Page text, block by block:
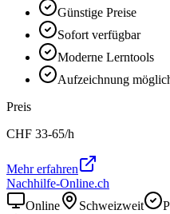
Günstige Preise
Sofort verfügbar
Moderne Lerntools
Aufzeichnung
Preis
CHF 33-65/h
Mehr erfahren
Nachhilfe-Online.ch
Online
Schweizweit